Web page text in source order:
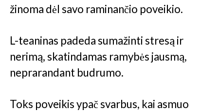
žinoma dėl savo raminančio poveikio.
L-teaninas padeda sumažinti stresą ir
nerimą, skatindamas ramybės jausmą,
neprarandant budrumo.
Toks poveikis ypač svarbus, kai asmuo